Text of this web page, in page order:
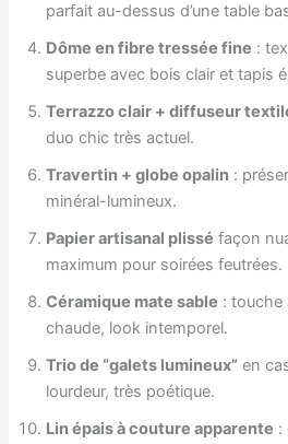
parfait au-dessus d’une table
Dôme en fibre tressée fine :
superbe avec bois clair et tapis
Terrazzo clair + diffuseur
duo chic très actuel.
Travertin + globe opalin :
minéral-lumineux.
Papier artisanal plissé façon
maximum pour soirées feutrées.
Céramique mate sable : touche
chaude, look intemporel.
Trio de “galets lumineux” en
lourdeur, très poétique.
Lin épais à couture apparente :